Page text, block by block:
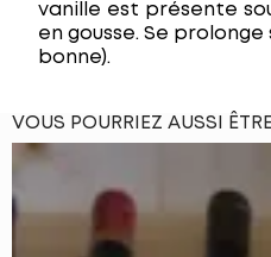
vanille est présente
en gousse. Se
bonne).
VOUS POURRIEZ AUSSI